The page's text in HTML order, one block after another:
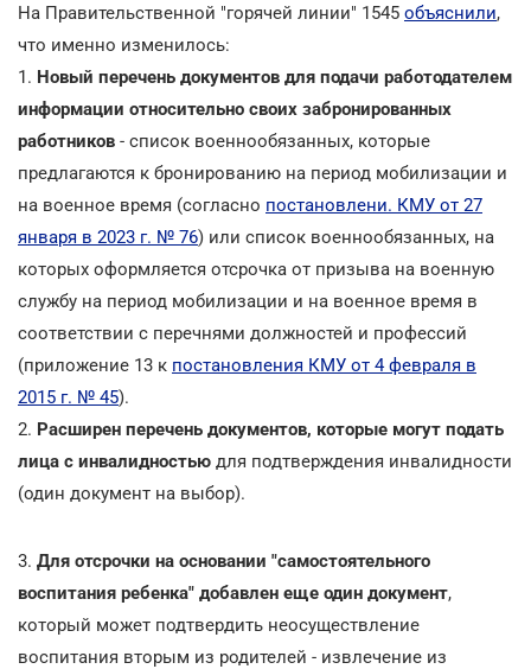
На Правительственной "горячей линии" 1545 объяснили,
что именно изменилось:
1. Новый перечень документов для подачи работодателем
информации относительно своих забронированных
работников - список военнообязанных, которые
предлагаются к бронированию на период мобилизации и
на военное время (согласно постановлени. КМУ от 27
января в 2023 г. № 76) или список военнообязанных, на
которых оформляется отсрочка от призыва на военную
службу на период мобилизации и на военное время в
соответствии с перечнями должностей и профессий
(приложение 13 к постановления КМУ от 4 февраля в
2015 г. № 45).
2. Расширен перечень документов, которые могут подать
лица с инвалидностью для подтверждения инвалидности
(один документ на выбор).
3. Для отсрочки на основании "самостоятельного
воспитания ребенка" добавлен еще один документ,
который может подтвердить неосуществление
воспитания вторым из родителей - извлечение из